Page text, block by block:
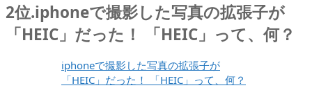
2位.iphoneで撮影した写真の拡張子が
「HEIC」だった！ 「HEIC」って、何？
iphoneで撮影した写真の拡張子が
「HEIC」だった！ 「HEIC」って、何？